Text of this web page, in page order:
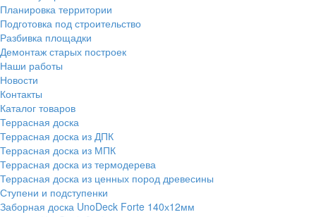
Планировка территории
Подготовка под строительство
Разбивка площадки
Демонтаж старых построек
Наши работы
Новости
Контакты
Каталог товаров
Террасная доска
Террасная доска из ДПК
Террасная доска из МПК
Террасная доска из термодерева
Террасная доска из ценных пород древесины
Ступени и подступенки
Заборная доска UnoDeck Forte 140х12мм